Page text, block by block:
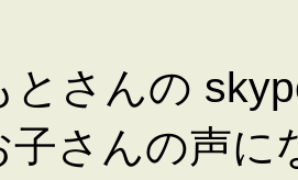
とさんの
子さんの声に